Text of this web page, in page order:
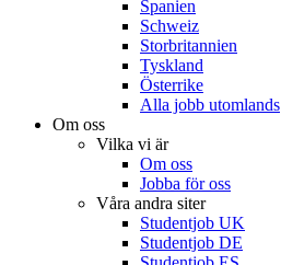
Spanien
Schweiz
Storbritannien
Tyskland
Österrike
Alla jobb utomlands
Om oss
Vilka vi är
Om oss
Jobba för oss
Våra andra siter
Studentjob UK
Studentjob DE